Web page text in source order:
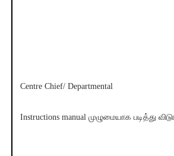
Centre Chief/ Departmental
Instructions manual முழுமையாக படித்து